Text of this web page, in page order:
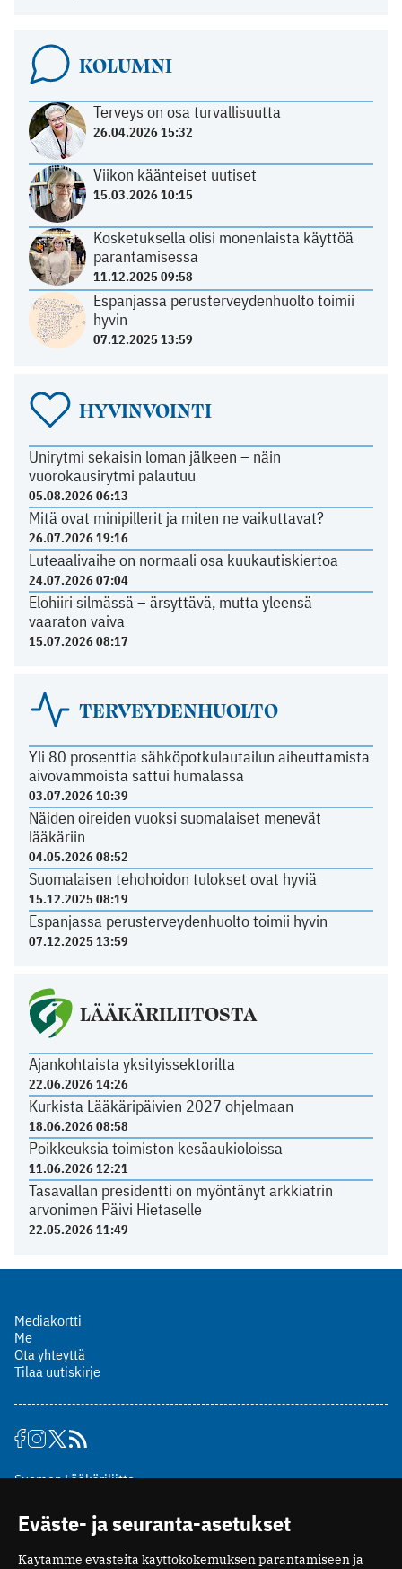
KOLUMNI
Terveys on osa turvallisuutta
26.04.2026 15:32
Viikon käänteiset uutiset
15.03.2026 10:15
Kosketuksella olisi monenlaista käyttöä
parantamisessa
11.12.2025 09:58
Espanjassa perusterveydenhuolto toimii
hyvin
07.12.2025 13:59
HYVINVOINTI
Unirytmi sekaisin loman jälkeen – näin
vuorokausirytmi palautuu
05.08.2026 06:13
Mitä ovat minipillerit ja miten ne vaikuttavat?
26.07.2026 19:16
Luteaalivaihe on normaali osa kuukautiskiertoa
24.07.2026 07:04
Elohiiri silmässä – ärsyttävä, mutta yleensä
vaaraton vaiva
15.07.2026 08:17
TERVEYDENHUOLTO
Yli 80 prosenttia sähköpotkulautailun aiheuttamista
aivovammoista sattui humalassa
03.07.2026 10:39
Näiden oireiden vuoksi suomalaiset menevät
lääkäriin
04.05.2026 08:52
Suomalaisen tehohoidon tulokset ovat hyviä
15.12.2025 08:19
Espanjassa perusterveydenhuolto toimii hyvin
07.12.2025 13:59
LÄÄKÄRILIITOSTA
Ajankohtaista yksityissektorilta
22.06.2026 14:26
Kurkista Lääkäripäivien 2027 ohjelmaan
18.06.2026 08:58
Poikkeuksia toimiston kesäaukioloissa
11.06.2026 12:21
Tasavallan presidentti on myöntänyt arkkiatrin
arvonimen Päivi Hietaselle
22.05.2026 11:49
Mediakortti
Me
Ota yhteyttä
Tilaa uutiskirje
Suomen Lääkäriliitto
00510 Helsinki
puh. (09) 393 091
toimitus@potilaanlaakarilehti.fi
Eväste- ja seuranta-asetukset
Käytämme evästeitä käyttökokemuksen parantamiseen ja